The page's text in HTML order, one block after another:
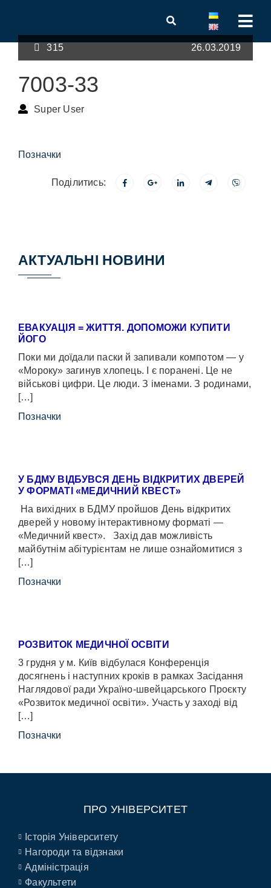
315 26.03.2019
7003-33
Super User
Позначки
Поділитись:
АКТУАЛЬНІ НОВИНИ
ЕВАКУАЦІЯ = ЖИТТЯ. ДОПОМОЖИ КУПИТИ
ЙОГО
Поки ми доїдали паски й запивали компотом — у
«Мороку» загинув хлопець. І є поранені. Це не
військові цифри. Це люди. З іменами. З родинами,
[…]
Позначки
У БДМУ ВІДБУВСЯ ДЕНЬ ВІДКРИТИХ ДВЕРЕЙ
У ФОРМАТІ «МЕДИЧНИЙ КВЕСТ»
На вихідних в БДМУ пройшов День відкритих
дверей у новому інтерактивному форматі —
«Медичний квест». Захід дав можливість
майбутнім абітурієнтам не лише ознайомитися з
[…]
Позначки
РОЗВИТОК МЕДИЧНОЇ ОСВІТИ
3 грудня у м. Київ відбулася Конференція
досягнень і наступних кроків в рамках Засідання
Наглядової ради Україно-швейцарського Проєкту
«Розвиток медичної освіти». Участь у заході від
[…]
Позначки
ПРО УНІВЕРСИТЕТ
Історія Університету
Нагороди та відзнаки
Адміністрація
Факультети